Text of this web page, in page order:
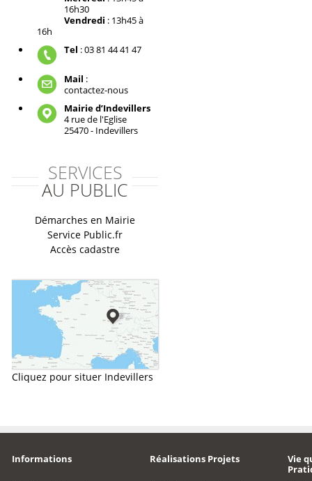
16h30
Vendredi : 13h45 à
16h
Tel : 03 81 44 41 47
Mail :
contactez-nous
Mairie d’Indevillers
4 rue de l'Eglise
25470 - Indevillers
SERVICES
AU PUBLIC
Démarches en Mairie
Service Public.fr
Accès cadastre
Cliquez pour situer Indevillers
Informations Réalisations Projets
Vie